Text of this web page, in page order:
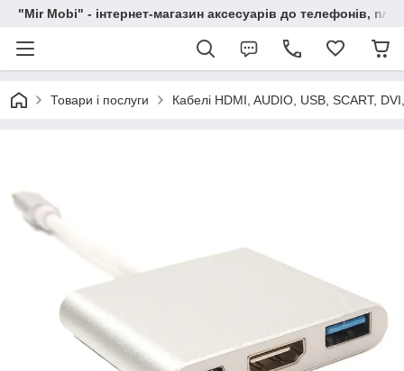
"Mir Mobi" - інтернет-магазин аксесуарів до телефонів,
Товари і послуги Кабелі HDMI, AUDIO, USB, SCART,